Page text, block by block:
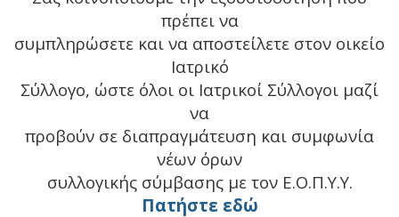
πρέπει να
συμπληρώσετε και να αποστείλετε στον οικείο
Ιατρικό
Σύλλογο, ώστε όλοι οι Ιατρικοί Σύλλογοι μαζί
να
προβούν σε διαπραγμάτευση και συμφωνία
νέων όρων
συλλογικής σύμβασης με τον Ε.Ο.Π.Υ.Υ.
Πατήστε εδώ